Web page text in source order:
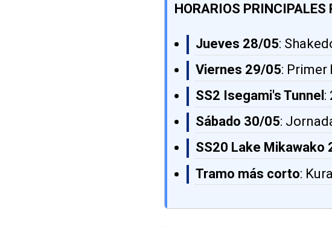
HORARIOS
Jueves 28/05:
Viernes 29/05: Primer
SS2 Isegami's Tunnel :
Sábado 30/05:
SS20 Lake Mikawako
Tramo más corto: